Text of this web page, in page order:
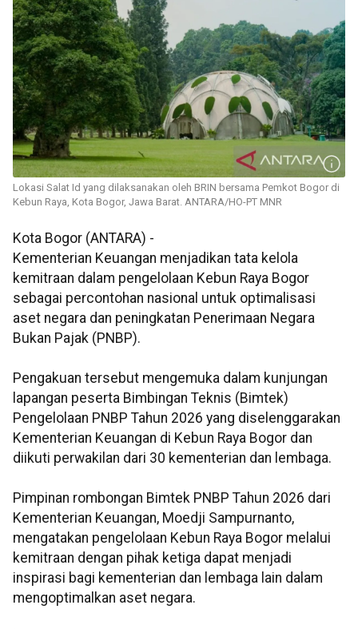
Lokasi Salat Id yang dilaksanakan oleh BRIN bersama Pemkot Bogor di
Kebun Raya, Kota Bogor, Jawa Barat. ANTARA/HO-PT MNR
Kota Bogor (ANTARA) -
Kementerian Keuangan menjadikan tata kelola
kemitraan dalam pengelolaan Kebun Raya Bogor
sebagai percontohan nasional untuk optimalisasi
aset negara dan peningkatan Penerimaan Negara
Bukan Pajak (PNBP).
Pengakuan tersebut mengemuka dalam kunjungan
lapangan peserta Bimbingan Teknis (Bimtek)
Pengelolaan PNBP Tahun 2026 yang diselenggarakan
Kementerian Keuangan di Kebun Raya Bogor dan
diikuti perwakilan dari 30 kementerian dan lembaga.
Pimpinan rombongan Bimtek PNBP Tahun 2026 dari
Kementerian Keuangan, Moedji Sampurnanto,
mengatakan pengelolaan Kebun Raya Bogor melalui
kemitraan dengan pihak ketiga dapat menjadi
inspirasi bagi kementerian dan lembaga lain dalam
mengoptimalkan aset negara.